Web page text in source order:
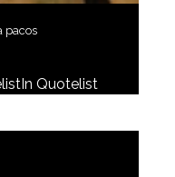
pacos
In Quotelist